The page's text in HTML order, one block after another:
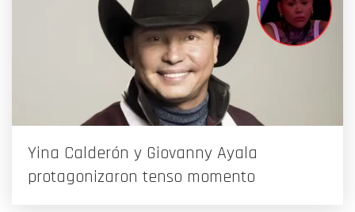
Yina Calderón y Giovanny Ayala
protagonizaron tenso momento